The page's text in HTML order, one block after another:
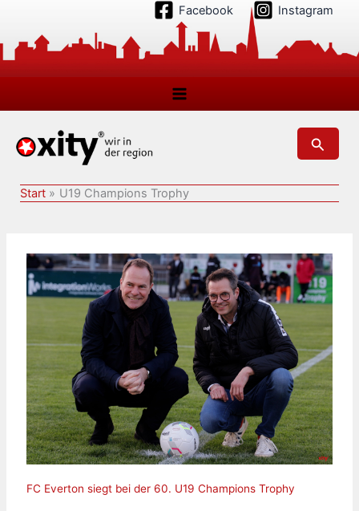
springen
Facebook Instagram
Suchen
Start U19 Champions Trophy
FC Everton siegt bei der 60. U19 Champions Trophy